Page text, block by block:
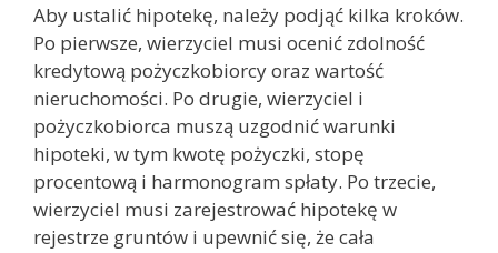
Aby ustalić hipotekę, należy podjąć kilka kroków.
Po pierwsze, wierzyciel musi ocenić zdolność
kredytową pożyczkobiorcy oraz wartość
nieruchomości. Po drugie, wierzyciel i
pożyczkobiorca muszą uzgodnić warunki
hipoteki, w tym kwotę pożyczki, stopę
procentową i harmonogram spłaty. Po trzecie,
wierzyciel musi zarejestrować hipotekę w
rejestrze gruntów i upewnić się, że cała